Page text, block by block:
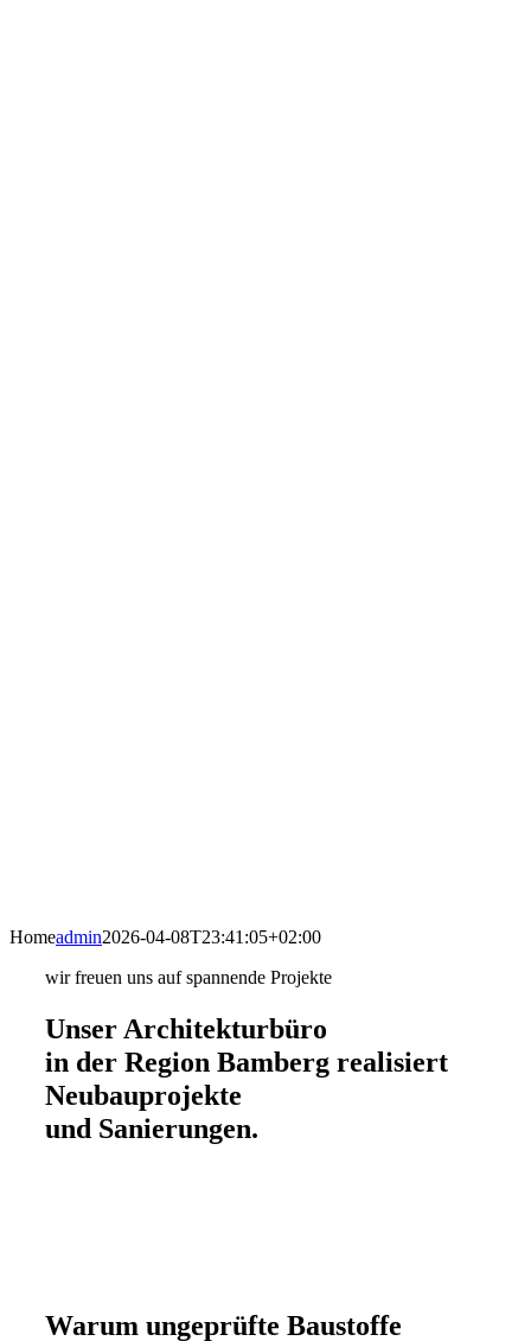
Homeadmin2026-04-08T23:41:05+02:00
wir freuen uns auf spannende Projekte
Unser Architekturbüro
in der Region Bamberg realisiert
Neubauprojekte
und Sanierungen.
Warum ungeprüfte Baustoffe